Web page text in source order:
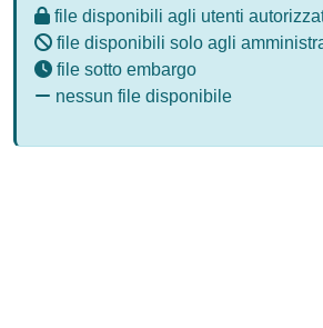
file disponibili agli utenti
file disponibili solo agli
file sotto embargo
nessun file disponibile